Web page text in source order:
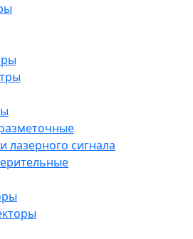
лазерного сигнала